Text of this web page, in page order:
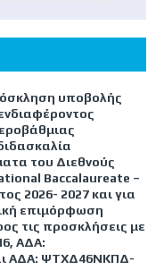
υποβολής
του Διεθνούς
Baccalaureate –
2026- 2027 και για
επιμόρφωση
τις προσκλήσεις με
ΑΔΑ:
ΑΔΑ: ΨΤΧΔ46ΝΚΠΔ-